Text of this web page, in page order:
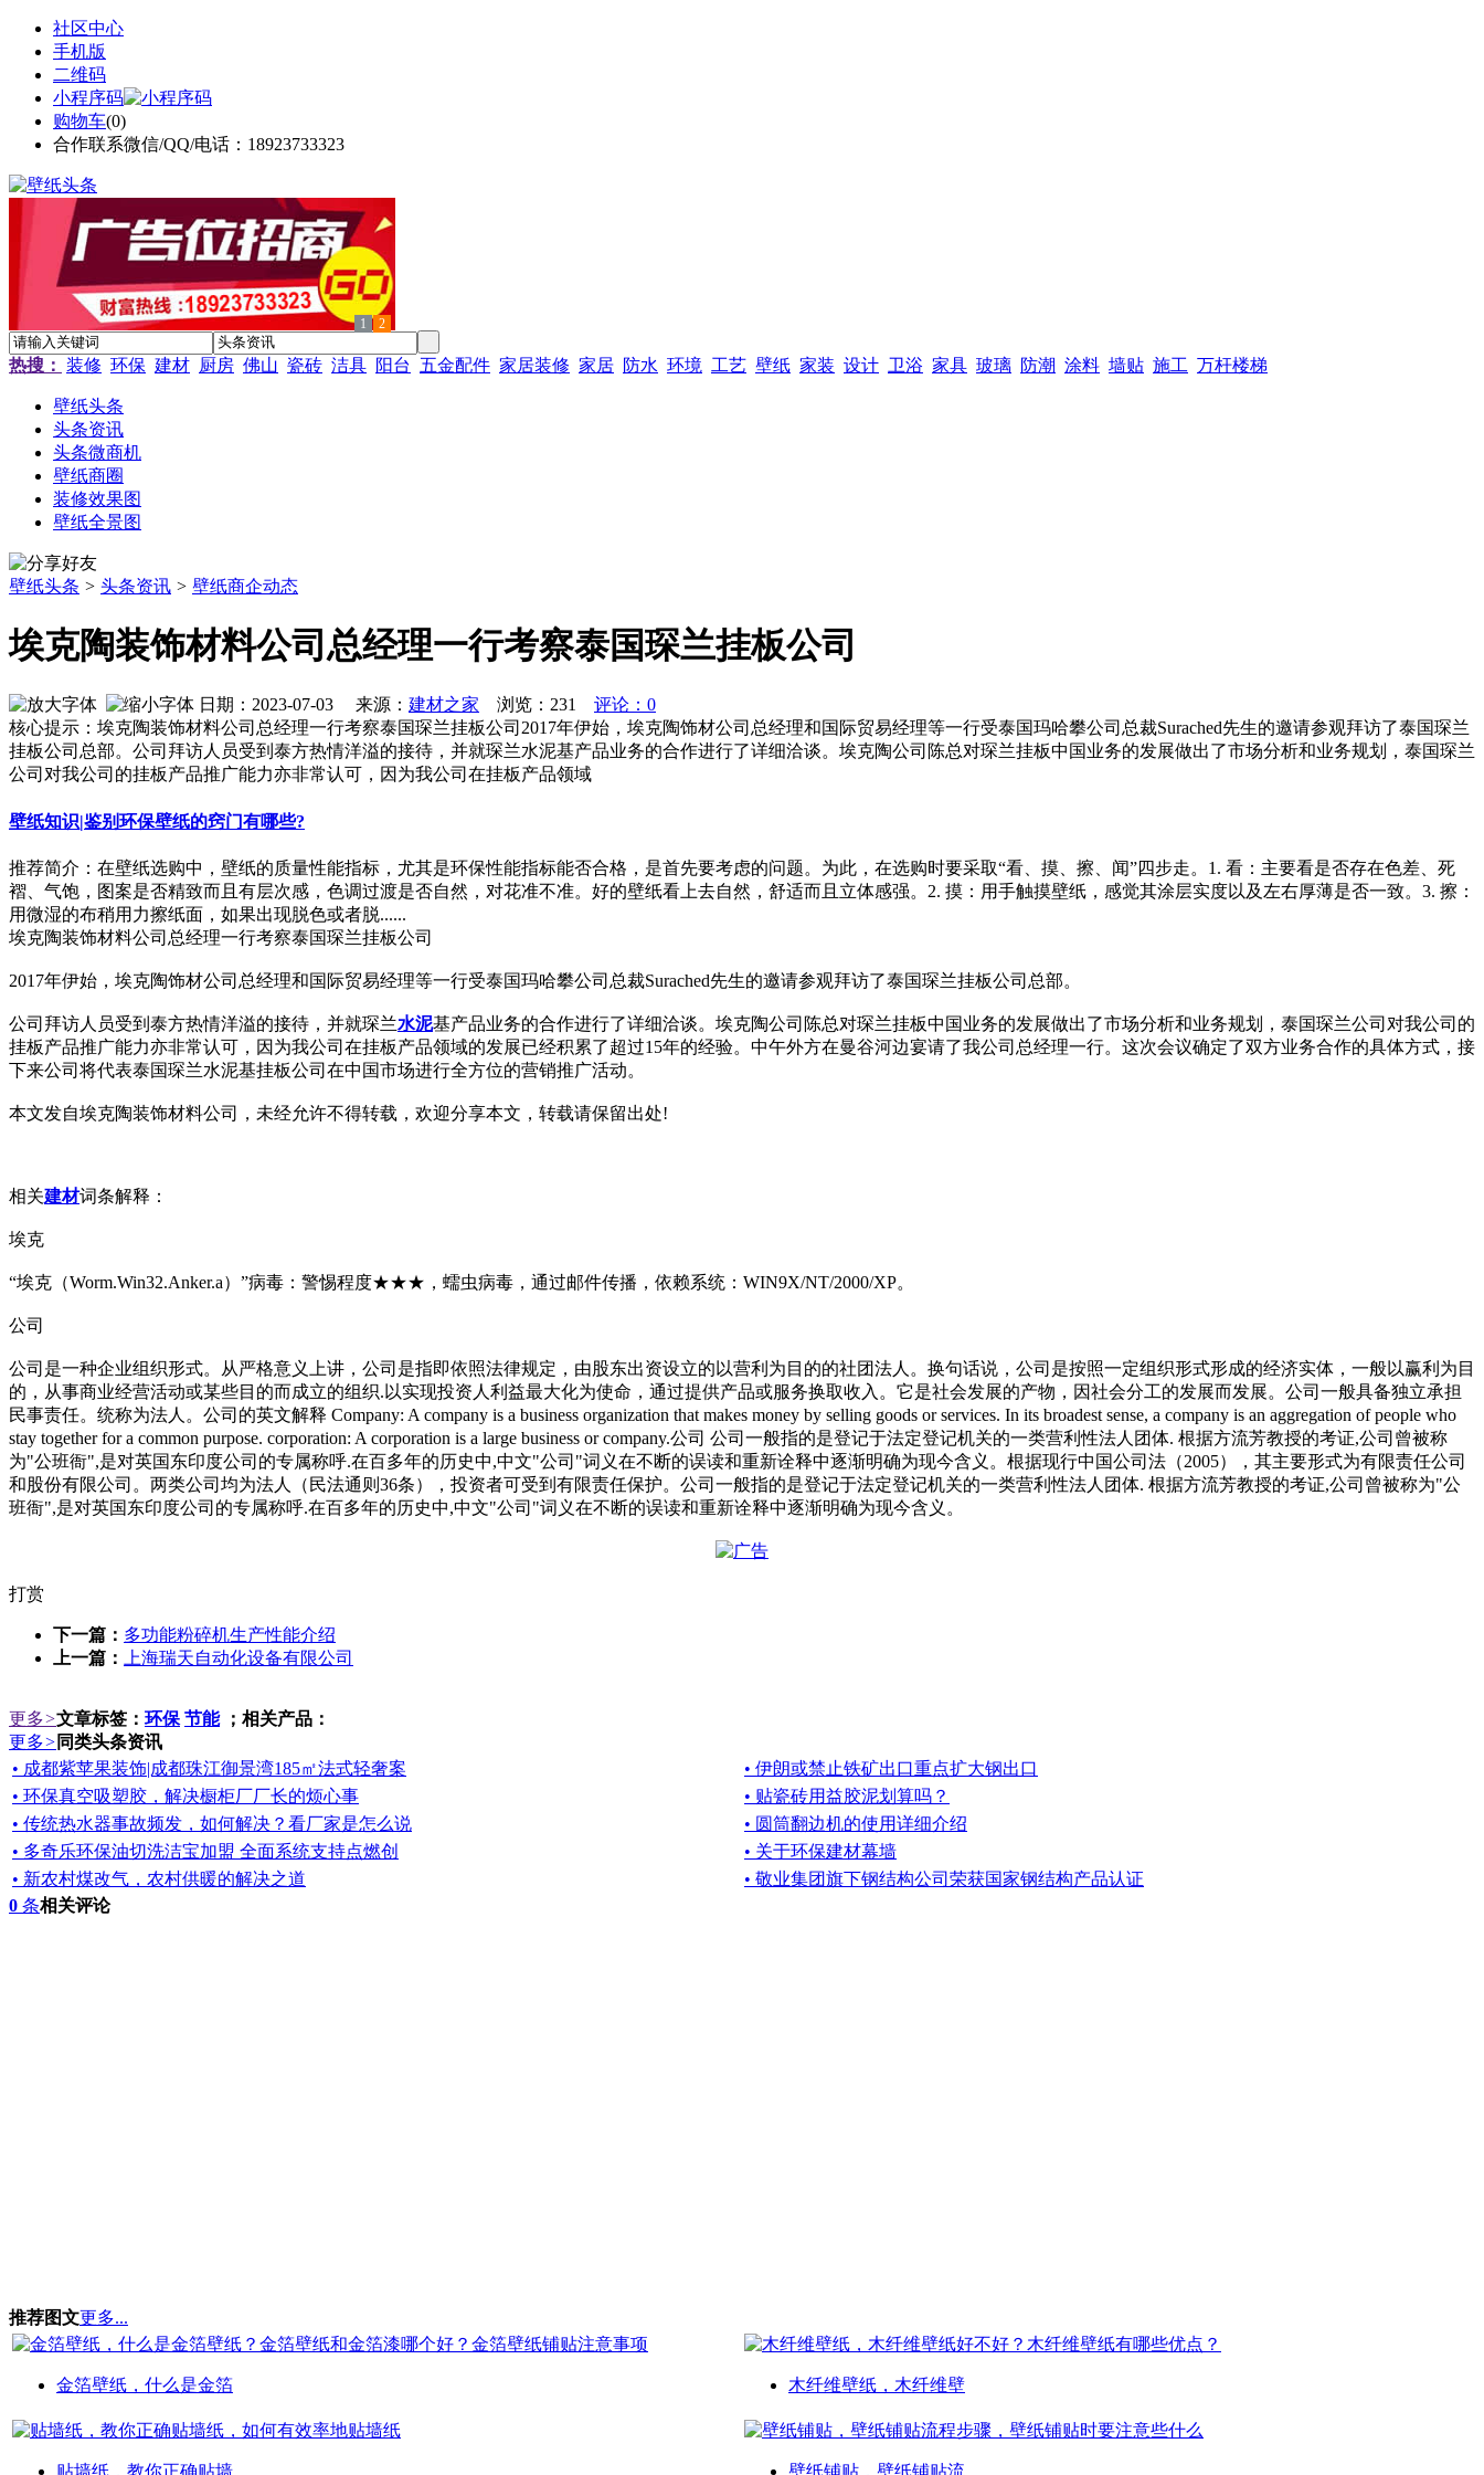
社区中心
手机版
二维码
小程序码
购物车(0)
合作联系微信/QQ/电话：18923733323
1 2
热搜： 装修 环保 建材 厨房 佛山 瓷砖 洁具 阳台 五金配件 家居装修 家居 防水 环境 工艺 壁纸 家装 设计 卫浴 家具 玻璃 防潮 涂料 墙贴 施工 万杆楼梯
壁纸头条
头条资讯
头条微商机
壁纸商圈
装修效果图
壁纸全景图
壁纸头条 > 头条资讯 > 壁纸商企动态
埃克陶装饰材料公司总经理一行考察泰国琛兰挂板公司
日期：2023-07-03 来源： 建材之家 浏览： 231
评论：0
核心提示：埃克陶装饰材料公司总经理一行考察泰国琛兰挂板公司2017年伊始，埃克陶饰材公司总经理和国际贸易经理等一行受泰国玛哈攀公司总裁Surached先生的邀请参观拜访了泰国琛兰
挂板公司总部。公司拜访人员受到泰方热情洋溢的接待，并就琛兰水泥基产品业务的合作进行了详细洽谈。埃克陶公司陈总对琛兰挂板中国业务的发展做出了市场分析和业务规划，泰国琛兰
公司对我公司的挂板产品推广能力亦非常认可，因为我公司在挂板产品领域
壁纸知识|鉴别环保壁纸的窍门有哪些?
推荐简介：在壁纸选购中，壁纸的质量性能指标，尤其是环保性能指标能否合格，是首先要考虑的问题。为此，在选购时要采取“看、摸、擦、闻”四步走。1. 看：主要看是否存在色差、死
褶、气饱，图案是否精致而且有层次感，色调过渡是否自然，对花准不准。好的壁纸看上去自然，舒适而且立体感强。2. 摸：用手触摸壁纸，感觉其涂层实度以及左右厚薄是否一致。3. 擦：
用微湿的布稍用力擦纸面，如果出现脱色或者脱......
埃克陶装饰材料公司总经理一行考察泰国琛兰挂板公司
2017年伊始，埃克陶饰材公司总经理和国际贸易经理等一行受泰国玛哈攀公司总裁Surached先生的邀请参观拜访了泰国琛兰挂板公司总部。
公司拜访人员受到泰方热情洋溢的接待，并就琛兰水泥基产品业务的合作进行了详细洽谈。埃克陶公司陈总对琛兰挂板中国业务的发展做出了市场分析和业务规划，泰国琛兰公司对我公司的
挂板产品推广能力亦非常认可，因为我公司在挂板产品领域的发展已经积累了超过15年的经验。中午外方在曼谷河边宴请了我公司总经理一行。这次会议确定了双方业务合作的具体方式，接
下来公司将代表泰国琛兰水泥基挂板公司在中国市场进行全方位的营销推广活动。
本文发自埃克陶装饰材料公司，未经允许不得转载，欢迎分享本文，转载请保留出处!
相关建材词条解释：
埃克
“埃克（Worm.Win32.Anker.a）”病毒：警惕程度★★★，蠕虫病毒，通过邮件传播，依赖系统：WIN9X/NT/2000/XP。
公司
公司是一种企业组织形式。从严格意义上讲，公司是指即依照法律规定，由股东出资设立的以营利为目的的社团法人。换句话说，公司是按照一定组织形式形成的经济实体，一般以赢利为目
的，从事商业经营活动或某些目的而成立的组织.以实现投资人利益最大化为使命，通过提供产品或服务换取收入。它是社会发展的产物，因社会分工的发展而发展。公司一般具备独立承担
民事责任。统称为法人。公司的英文解释 Company: A company is a business organization that makes money by selling goods or services. In its broadest sense, a company is an aggregation of people who
stay together for a common purpose. corporation: A corporation is a large business or company.公司 公司一般指的是登记于法定登记机关的一类营利性法人团体. 根据方流芳教授的考证,公司曾被称
为"公班衙",是对英国东印度公司的专属称呼.在百多年的历史中,中文"公司"词义在不断的误读和重新诠释中逐渐明确为现今含义。根据现行中国公司法（2005），其主要形式为有限责任公司
和股份有限公司。两类公司均为法人（民法通则36条），投资者可受到有限责任保护。公司一般指的是登记于法定登记机关的一类营利性法人团体. 根据方流芳教授的考证,公司曾被称为"公
班衙",是对英国东印度公司的专属称呼.在百多年的历史中,中文"公司"词义在不断的误读和重新诠释中逐渐明确为现今含义。
打赏
下一篇： 多功能粉碎机生产性能介绍
上一篇：
上海瑞天自动化设备有限公司
更多>文章标签： 环保 节能；相关产品：
更多> 同类头条资讯
• 成都紫苹果装饰|成都珠江御景湾185㎡法式轻奢案
• 伊朗或禁止铁矿出口重点扩大钢出口
• 环保真空吸塑胶，解决橱柜厂厂长的烦心事
• 贴瓷砖用益胶泥划算吗？
• 传统热水器事故频发，如何解决？看厂家是怎么说
• 圆筒翻边机的使用详细介绍
• 多奇乐环保油切洗洁宝加盟 全面系统支持点燃创
• 关于环保建材幕墙
• 新农村煤改气，农村供暖的解决之道
• 敬业集团旗下钢结构公司荣获国家钢结构产品认证
0 条相关评论
推荐图文更多...
金箔壁纸，什么是金箔 木纤维壁纸，木纤维壁
贴墙纸，教你正确贴墙 壁纸铺贴，壁纸铺贴流